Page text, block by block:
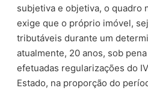
subjetiva e objetiva, o quadro
exige que o próprio imóvel,
tributáveis durante um
atualmente, 20 anos, sob
efetuadas regularizações do
Estado, na proporção do